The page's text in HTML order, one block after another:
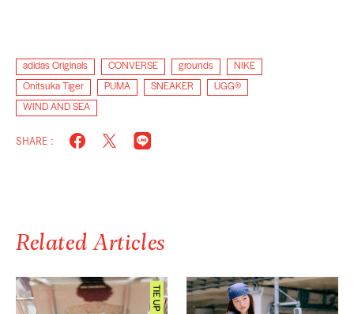
adidas Originals CONVERSE grounds
NIKE
Onitsuka Tiger
PUMA SNEAKER
UGG®︎
WIND AND SEA
SHARE :
Related Articles